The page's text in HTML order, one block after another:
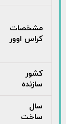
مشخصات
کراس اوور
کشور
سازنده
سال
ساخت